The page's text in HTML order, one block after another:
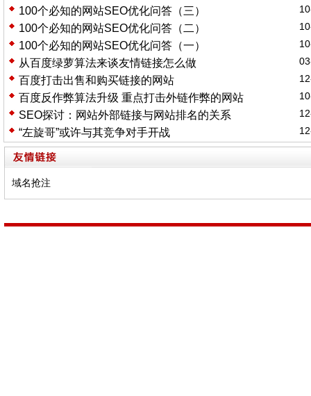
100个必知的网站SEO优化问答（三）
100个必知的网站SEO优化问答（二）
100个必知的网站SEO优化问答（一）
从百度绿萝算法来谈友情链接怎么做
百度打击出售和购买链接的网站
百度反作弊算法升级 重点打击外链作弊的网站
SEO探讨：网站外部链接与网站排名的关系
“左旋哥”或许与其竞争对手开战
域名抢注